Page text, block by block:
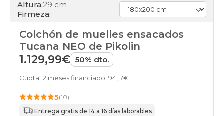
Altura:29 cm
Firmeza:
Colchón de muelles ensacados
Tucana NEO de Pikolin
1.129,99€ 50% dto.
Cuota 12 meses financiado: 94,17€
5(10)
Entrega gratis de 14 a 16 días laborables